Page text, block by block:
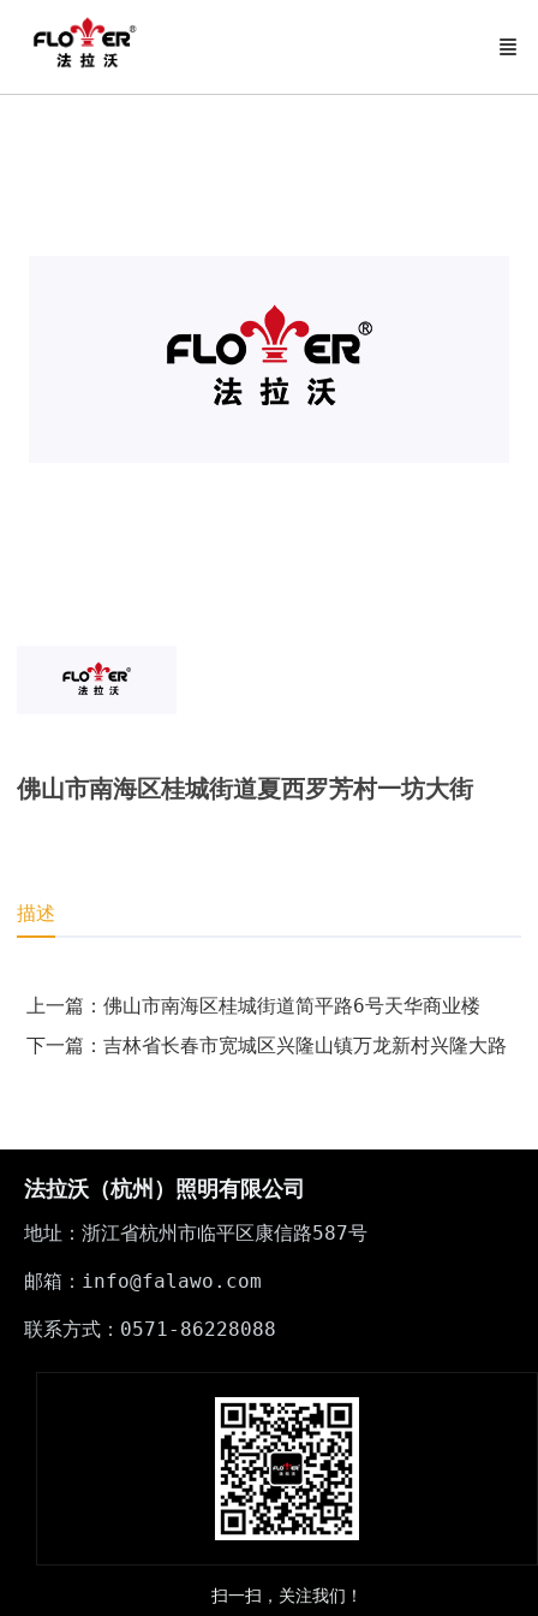
佛山市南海区桂城街道夏西罗芳村一坊大街
描述
上一篇：佛山市南海区桂城街道简平路6号天华商业楼
下一篇：吉林省长春市宽城区兴隆山镇万龙新村兴隆大路
法拉沃（杭州）照明有限公司
地址：浙江省杭州市临平区康信路587号
邮箱：info@falawo.com
联系方式：0571-86228088
扫一扫，关注我们！